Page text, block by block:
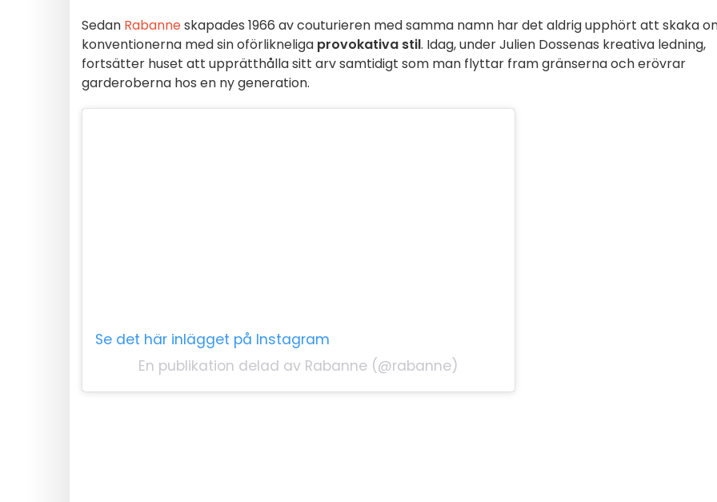
Sedan Rabanneskapades 1966 av couturieren med samma namn har det aldrig upphört att skaka
konventionerna med sin oförlikneliga provokativa stil. Idag, under Julien Dossenas kreativa ledning,
fortsätter huset att upprätthålla sitt arv samtidigt som man flyttar fram gränserna och erövrar
garderoberna hos en ny generation.
Se det här inlägget på Instagram
En publikation delad av Rabanne (@rabanne)